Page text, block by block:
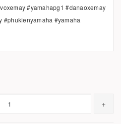
#yamahapg1 #danaoxemay
#phukienyamaha #yamaha
+